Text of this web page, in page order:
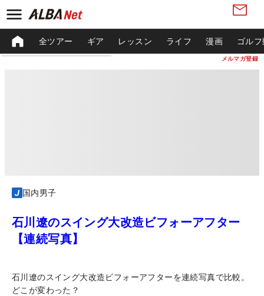
メルマガ登録
全ツアー ギア レッスン ライフ 漫画 ゴル
国内男子
石川遼のスイング大改造ビフォーアフター
【連続写真】
石川遼のスイング大改造ビフォーアフターを連続写真で比較。
どこが変わった？